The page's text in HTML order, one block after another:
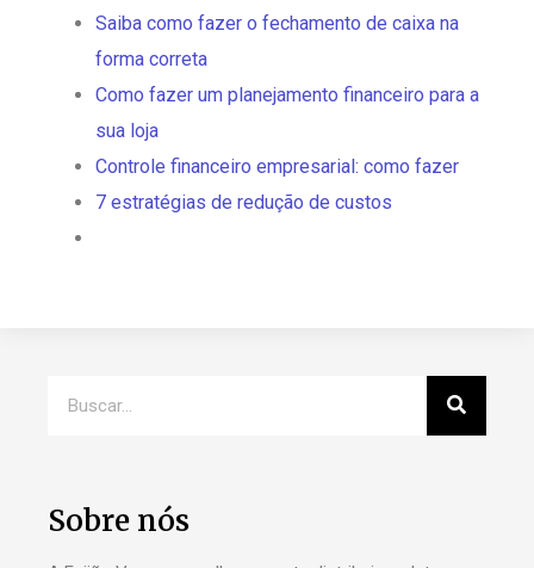
Saiba como fazer o fechamento de caixa na
forma correta
Como fazer um planejamento financeiro para a
sua loja
Controle financeiro empresarial: como fazer
7 estratégias de redução de custos
Sobre nós